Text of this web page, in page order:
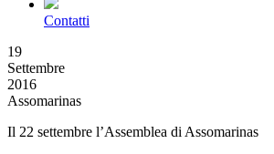
Contatti
19
Settembre
2016
Assomarinas
Il 22 settembre l’Assemblea di Assomarinas